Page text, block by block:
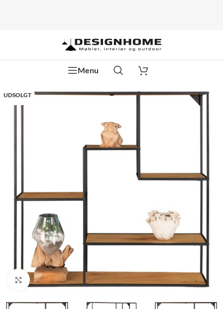
Menu
UDSOLGT
Klik for at forstørre